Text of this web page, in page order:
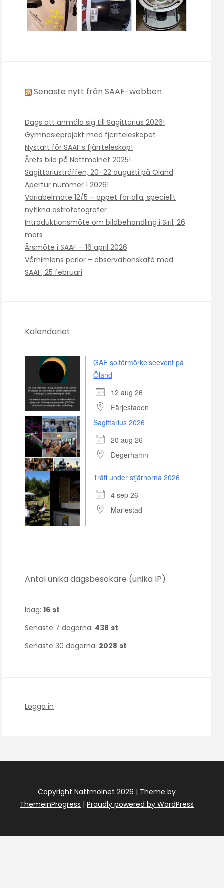
Senaste nytt från SAAF-webben
Dags att anmäla sig till Sagittarius 2026!
Gymnasieprojekt med fjärrteleskopet
Nystart för SAAF:s fjärrteleskop!
Årets bild på Nattmolnet 2025!
Sagittariusträffen, 20–22 augusti på Öland
Apertur nummer 1 2026!
Variabelmöte 12/5 – öppet för alla, speciellt
nyfikna astrofotografer
Introduktionsmöte om bildbehandling i Siril, 26
mars
Årsmöte i SAAF – 16 april 2026
Vårhimlens pärlor – observationskafé med
SAAF, 25 februari
Kalendariet
GAF solförmörkelseevent på
Öland
12 aug 26
Färjestaden
Sagittarius 2026
20 aug 26
Degerhamn
Träff under stjärnorna 2026
4 sep 26
Mariestad
Antal unika dagsbesökare (unika IP)
Idag: 16 st
Senaste 7 dagarna: 438 st
Senaste 30 dagarna: 2028 st
Logga in
Copyright Nattmolnet 2026 | Theme by
ThemeinProgress | Proudly powered by WordPress